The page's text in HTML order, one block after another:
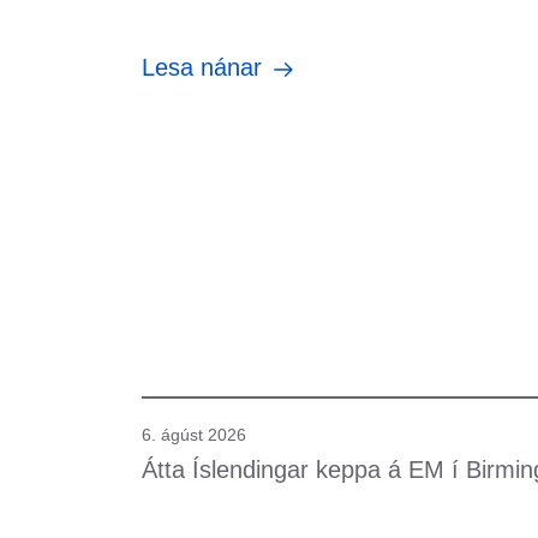
Lesa nánar
6. ágúst 2026
Átta Íslendingar keppa á EM í